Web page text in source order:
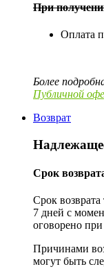
При
Оплата
Более
Публичной
Возврат
Срок
Срок возврата
7 дней с
оговорено
Причинами
могут быть